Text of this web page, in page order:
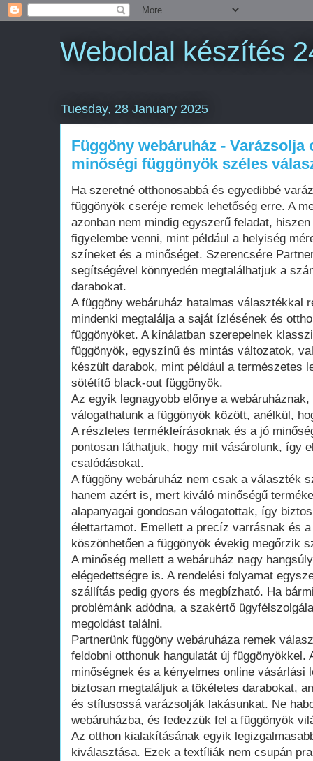
Weboldal készítés
Tuesday, 28 January 2025
Függöny webáruház - Varázsolja
minőségi függönyök széles
Ha szeretné otthonosabbá és egyedibbé
függönyök cseréje remek lehetőség erre. A
azonban nem mindig egyszerű feladat,
figyelembe venni, mint például a helyiség
színeket és a minőséget. Szerencsére
segítségével könnyedén megtalálhatjuk a
darabokat.
A függöny webáruház hatalmas választékkal
mindenki megtalálja a saját ízlésének és
függönyöket. A kínálatban szerepelnek
függönyök, egyszínű és mintás változatok,
készült darabok, mint például a természetes
sötétítő black-out függönyök.
Az egyik legnagyobb előnye a
válogathatunk a függönyök között, anélkül,
A részletes termékleírásoknak és a jó
pontosan láthatjuk, hogy mit vásárolunk, így
csalódásokat.
A függöny webáruház nem csak a választék
hanem azért is, mert kiváló minőségű
alapanyagai gondosan válogatottak, így
élettartamot. Emellett a precíz varrásnak és
köszönhetően a függönyök évekig megőrzik
A minőség mellett a webáruház nagy
elégedettségre is. A rendelési folyamat
szállítás pedig gyors és megbízható. Ha
problémánk adódna, a szakértő
megoldást találni.
Partnerünk függöny webáruháza remek
feldobni otthonuk hangulatát új
minőségnek és a kényelmes online vásárlási
biztosan megtaláljuk a tökéletes darabokat,
és stílusossá varázsolják lakásunkat. Ne
webáruházba, és fedezzük fel a függönyök
Az otthon kialakításának egyik
kiválasztása. Ezek a textíliák nem csupán